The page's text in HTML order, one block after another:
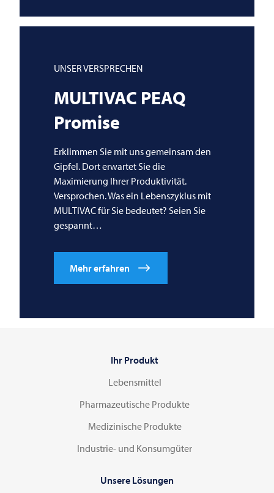
UNSER VERSPRECHEN
MULTIVAC PEAQ
Promise
Erklimmen Sie mit uns gemeinsam den
Gipfel. Dort erwartet Sie die
Maximierung Ihrer Produktivität.
Versprochen. Was ein Lebenszyklus mit
MULTIVACfür Sie bedeutet? Seien Sie
gespannt…
Mehr erfahren
Ihr Produkt
Lebensmittel
Pharmazeutische Produkte
Medizinische Produkte
Industrie- und Konsumgüter
Unsere Lösungen